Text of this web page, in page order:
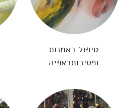
טיפול באמנות
ופסיכותראפיה